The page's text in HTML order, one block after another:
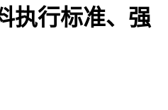
执行标准、强